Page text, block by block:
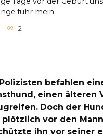
fuhr mein
2
befahlen
einen älteren
Doch der
plötzlich vor den
ihn vor seiner